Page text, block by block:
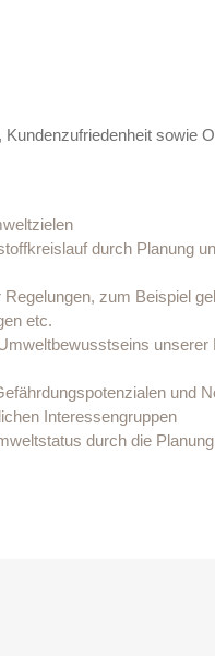
sowie
durch Planung
zum Beispiel
etc.
unserer
und
Interessengruppen
durch die